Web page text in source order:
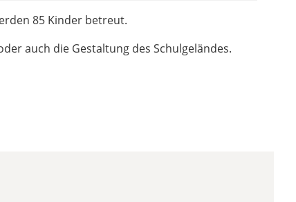
85 Kinder betreut.
auch die Gestaltung des Schulgeländes.